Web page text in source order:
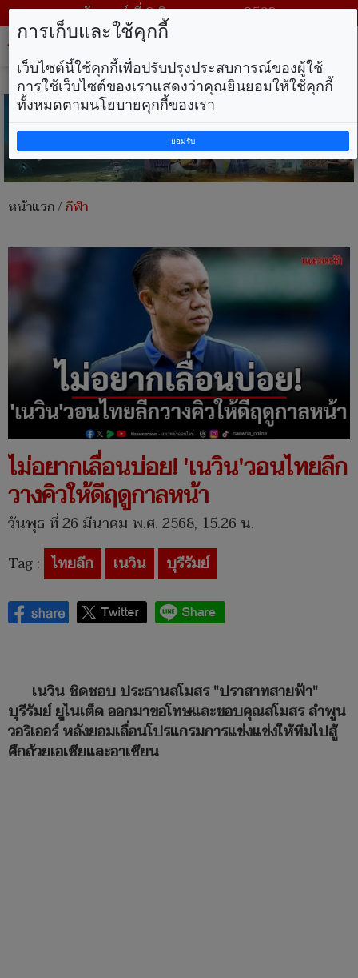
วันเสาร์ ที่ 8 สิงหาคม พ.ศ. 2569
หน้าแรก/กีฬา
ไม่อยากเลื่อนบ่อย! 'เนวิน'วอนไทยลีก
วางคิวให้ดีฤดูกาลหน้า
วันพุธ ที่ 26 มีนาคม พ.ศ. 2568, 15.26 น.
Tag : ไทยลีก เนวิน บุรีรัมย์
เนวิน ชิดชอบ ประธานสโมสร "ปราสาทสายฟ้า"
บุรีรัมย์ ยูไนเต็ด ออกมาขอโทษและขอบคุณสโมสร ลำพูน
วอริเออร์ หลังยอมเลื่อนโปรแกรมการแข่งแข่งให้ทีมไปสู้
ศึกถ้วยเอเชียและอาเซียน
การเก็บและใช้คุกกี้
เว็บไซต์นี้ใช้คุกกี้เพื่อปรับปรุงประสบการณ์ของผู้ใช้
การใช้เว็บไซต์ของเราแสดงว่าคุณยินยอมให้ใช้คุกกี้
ทั้งหมดตามนโยบายคุกกี้ของเรา
ยอมรับ